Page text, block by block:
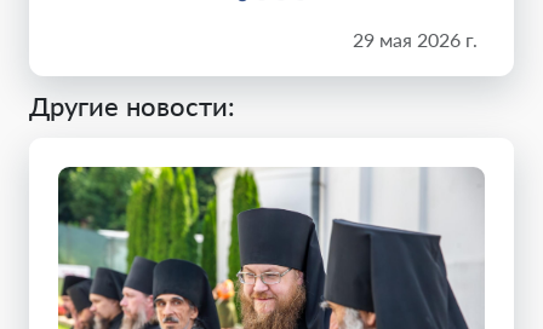
29 мая 2026 г.
Другие новости: